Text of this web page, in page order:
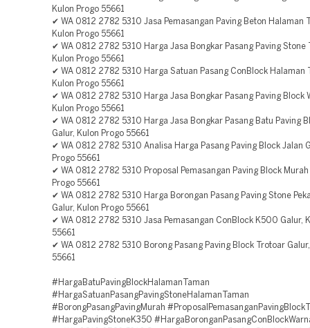
Kulon Progo 55661
✔ WA 0812 2782 5310 Jasa Pemasangan Paving Beton Halaman
Kulon Progo 55661
✔ WA 0812 2782 5310 Harga Jasa Bongkar Pasang Paving Stone
Kulon Progo 55661
✔ WA 0812 2782 5310 Harga Satuan Pasang ConBlock Halaman
Kulon Progo 55661
✔ WA 0812 2782 5310 Harga Jasa Bongkar Pasang Paving Block
Kulon Progo 55661
✔ WA 0812 2782 5310 Harga Jasa Bongkar Pasang Batu Paving
Galur, Kulon Progo 55661
✔ WA 0812 2782 5310 Analisa Harga Pasang Paving Block Jalan
Progo 55661
✔ WA 0812 2782 5310 Proposal Pemasangan Paving Block Murah
Progo 55661
✔ WA 0812 2782 5310 Harga Borongan Pasang Paving Stone
Galur, Kulon Progo 55661
✔ WA 0812 2782 5310 Jasa Pemasangan ConBlock K500 Galur,
55661
✔ WA 0812 2782 5310 Borong Pasang Paving Block Trotoar
55661
#HargaBatuPavingBlockHalamanTaman
#HargaSatuanPasangPavingStoneHalamanTaman
#BorongPasangPavingMurah
#HargaPavingStoneK350